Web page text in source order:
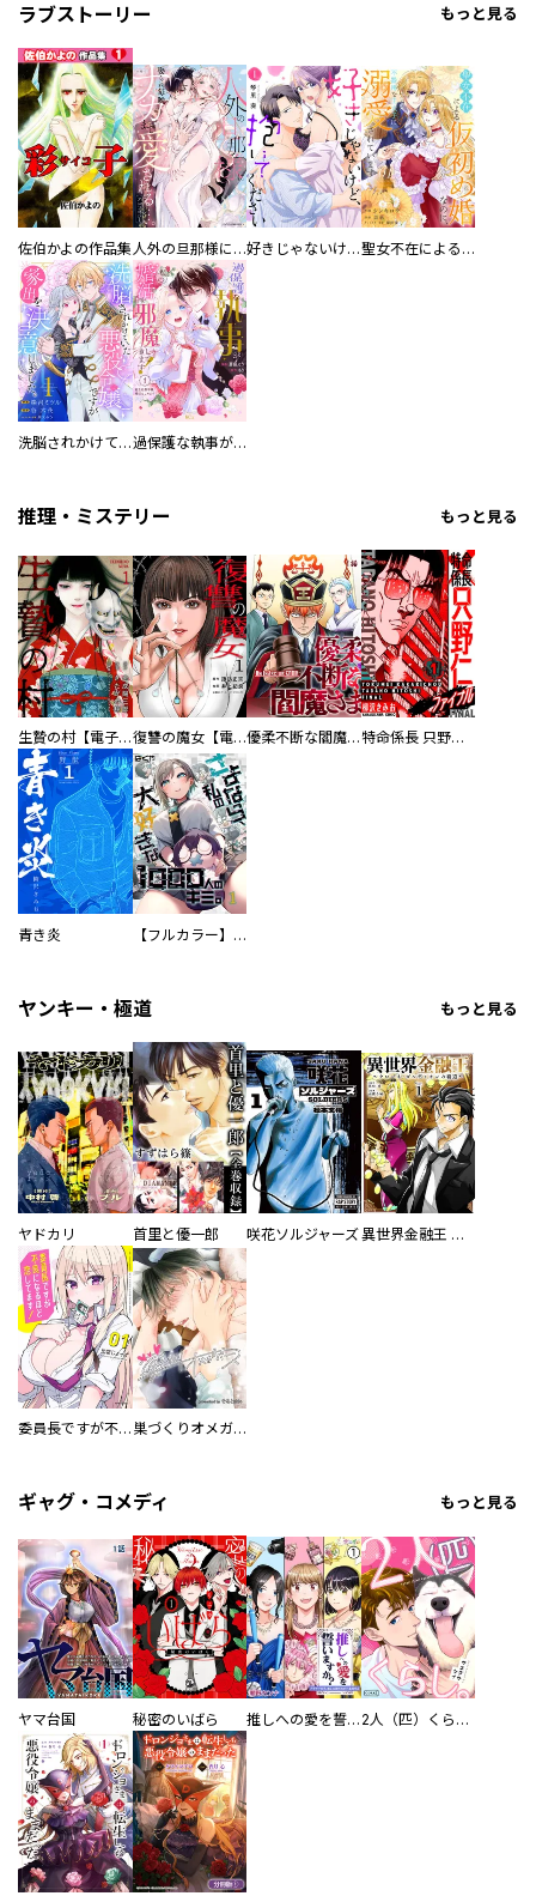
ラブストーリー もっと見る
佐伯かよの作品集 人外の旦那様に娶られ毎晩ナカまで愛される…。アンソロジー 好きじゃないけど、抱いてください【電子単行本版／特典おまけ付き】 聖女不在による仮初め婚なのに、不器用な王太子に溺愛されています【電子単行本版／特典おまけ付き】
洗脳されかけていた悪役令嬢ですが家出を決意しました。【電子単行本版／特典おまけ付き】 過保護な執事が私の婚活を邪魔してきます！ 分冊版
推理・ミステリー もっと見る
生贄の村【電子単行本版】 復讐の魔女【電子単行本版】 優柔不断な閻魔さま 特命係長 只野仁ファイナル 愛蔵版
青き炎 【フルカラー】さよなら、私の大好きな１０００人のキミ。
ヤンキー・極道 もっと見る
ヤドカリ 首里と優一郎 咲花ソルジャーズ 異世界金融王 ～クローネ・ゴルディオンの覇道～
委員長ですが不良になるほど恋してます！ 巣づくりオメガバース
ギャグ・コメディ もっと見る
ヤマ台国 秘密のいばら 推しへの愛を誓いますか？～アラサー女子、推しは逃げぬが人生逃げる～ 2人（匹）くらし。